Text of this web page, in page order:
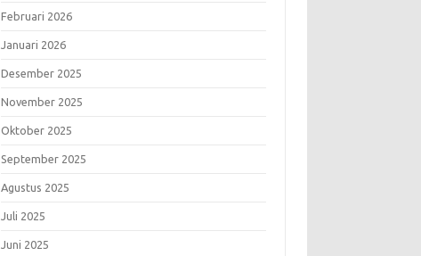
Februari 2026
Januari 2026
Desember 2025
November 2025
Oktober 2025
September 2025
Agustus 2025
Juli 2025
Juni 2025